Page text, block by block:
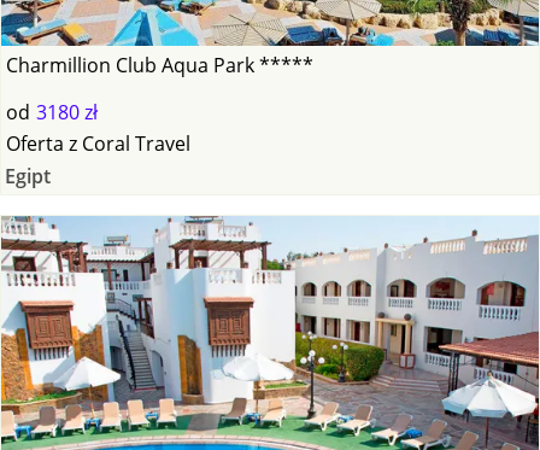
Charmillion Club Aqua Park *****
od 3180 zł
Oferta z Coral Travel
Egipt